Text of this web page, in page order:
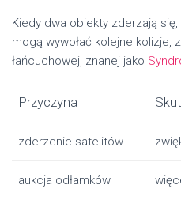
Kiedy dwa obiekty zderzają
mogą wywołać kolejne kolizje,
łańcuchowej, znanej jako
Przyczyna
zderzenie satelitów
aukcja odłamków